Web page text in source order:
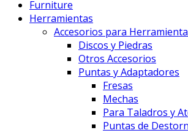
Furniture
Herramientas
Accesorios para
Discos y Piedras
Otros Accesorios
Puntas y Adaptadores
Fresas
Mechas
Para Taladros y
Puntas de